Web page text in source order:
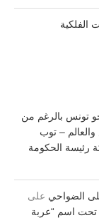
تونس بالرغم من
– توب
رئيسة الحكومة
الضواحي على
تحت اسم “عربة